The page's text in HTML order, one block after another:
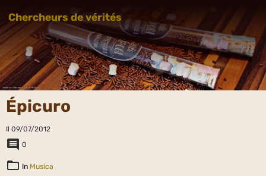
Chercheurs de vérités
Épicuro
Il 09/07/2012
0
In Musica